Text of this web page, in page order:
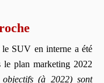
SUV en interne a été
le plan marketing 2022
objectifs (à 2022) sont